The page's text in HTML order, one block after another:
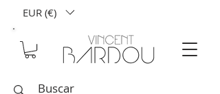
EUR (€)